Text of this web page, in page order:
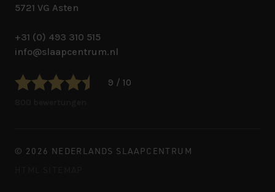
5721 VG Asten
+31 (0) 493 310 515
info@slaapcentrum.nl
9 / 10
© 2026 NEDERLANDS SLAAPCENTRUM